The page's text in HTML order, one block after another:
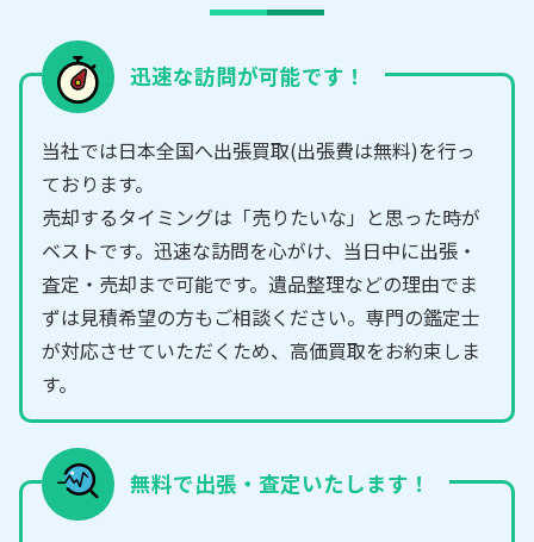
迅速な訪問が可能です！
当社では日本全国へ出張買取(出張費は無料)を行っ
ております。
売却するタイミングは「売りたいな」と思った時が
ベストです。迅速な訪問を心がけ、当日中に出張・
査定・売却まで可能です。遺品整理などの理由でま
ずは見積希望の方もご相談ください。専門の鑑定士
が対応させていただくため、高価買取をお約束しま
す。
無料で出張・査定いたします！